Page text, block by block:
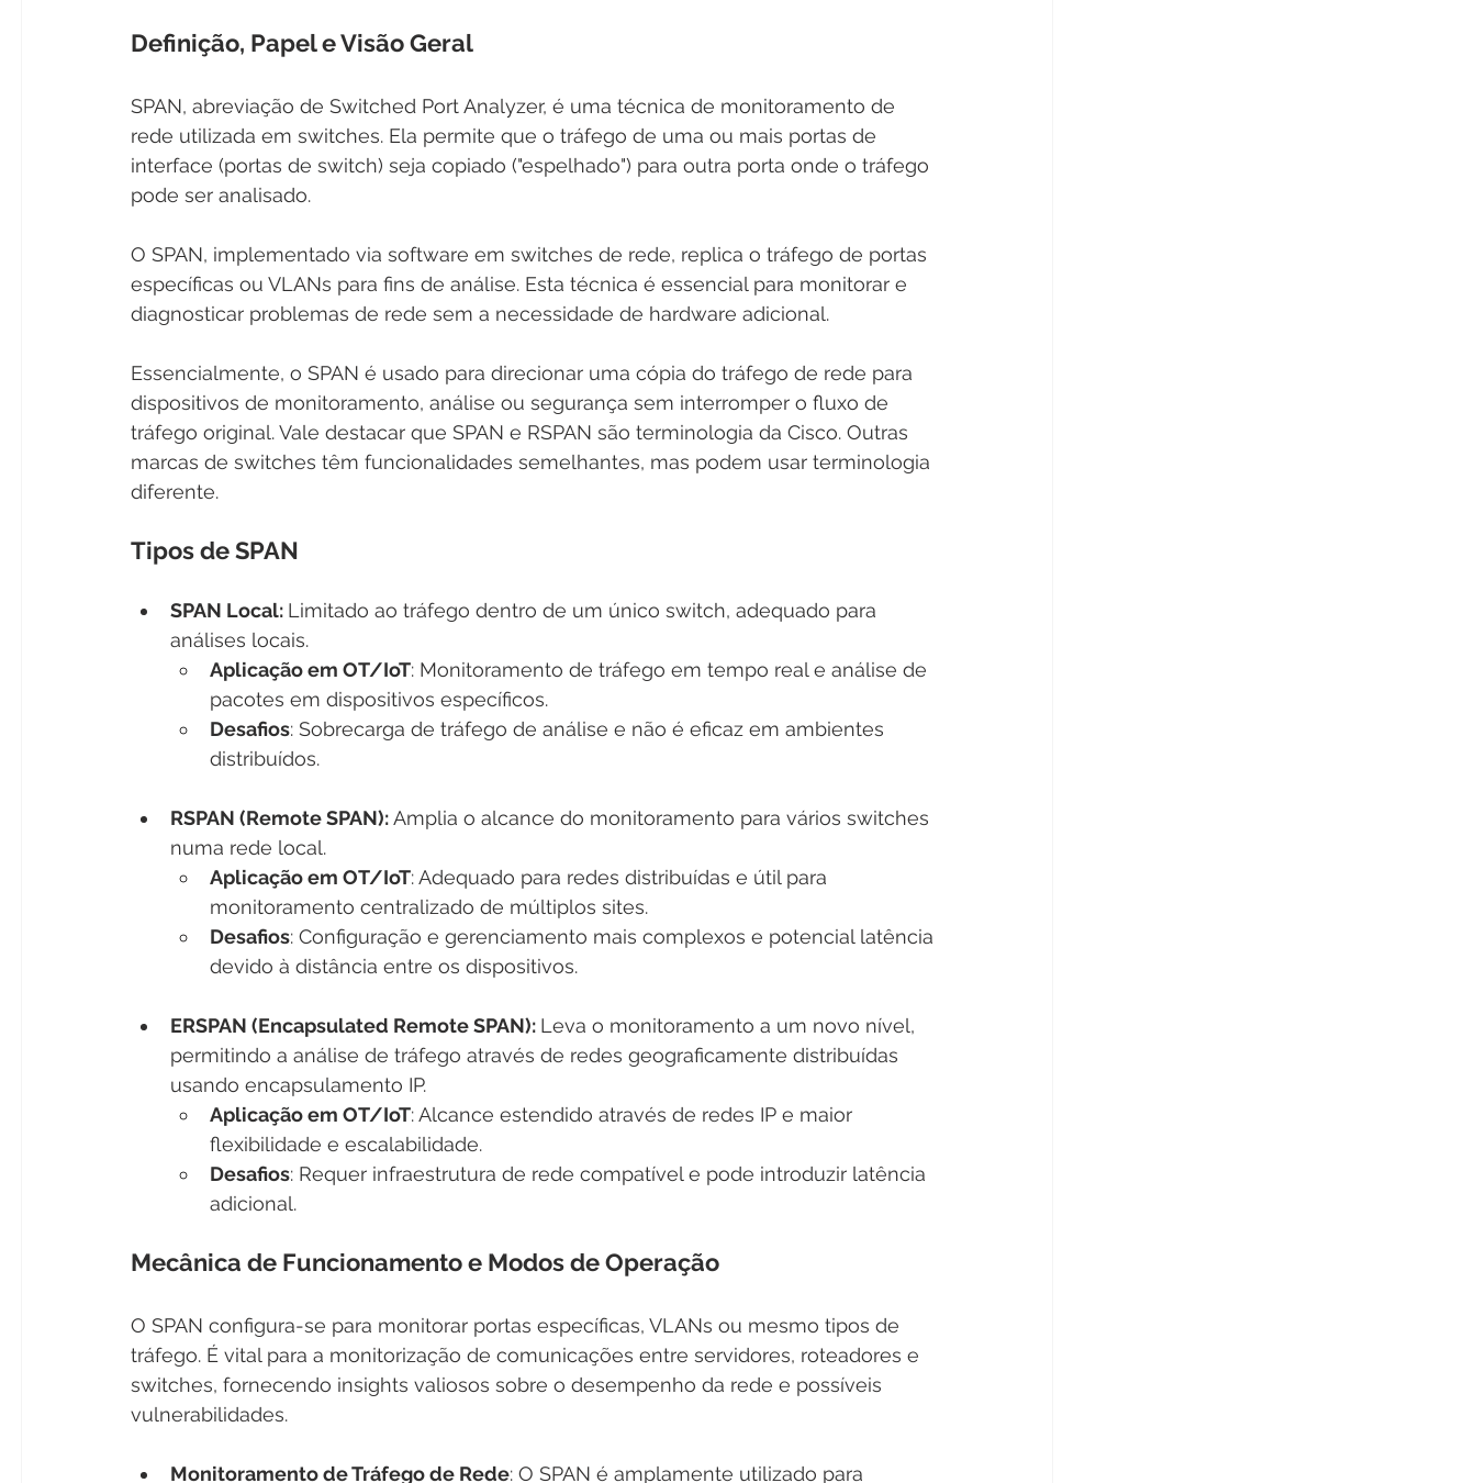
Definição, Papel e Visão Geral
SPAN, abreviação de Switched Port Analyzer, é uma técnica de monitoramento de
rede utilizada em switches. Ela permite que o tráfego de uma ou mais portas de
interface (portas de switch) seja copiado ("espelhado") para outra porta onde o tráfego
pode ser analisado.
O SPAN, implementado via software em switches de rede, replica o tráfego de portas
específicas ou VLANs para fins de análise. Esta técnica é essencial para monitorar e
diagnosticar problemas de rede sem a necessidade de hardware adicional.
Essencialmente, o SPAN é usado para direcionar uma cópia do tráfego de rede para
dispositivos de monitoramento, análise ou segurança sem interromper o fluxo de
tráfego original. Vale destacar que SPAN e RSPAN são terminologia da Cisco. Outras
marcas de switches têm funcionalidades semelhantes, mas podem usar terminologia
diferente.
Tipos de SPAN
SPAN Local: Limitado ao tráfego dentro de um único switch, adequado para
análises locais.
Aplicação em OT/IoT: Monitoramento de tráfego em tempo real e análise de
pacotes em dispositivos específicos.
Desafios: Sobrecarga de tráfego de análise e não é eficaz em ambientes
distribuídos.
RSPAN (Remote SPAN): Amplia o alcance do monitoramento para vários switches
numa rede local.
Aplicação em OT/IoT: Adequado para redes distribuídas e útil para
monitoramento centralizado de múltiplos sites.
Desafios: Configuração e gerenciamento mais complexos e potencial latência
devido à distância entre os dispositivos.
ERSPAN (Encapsulated Remote SPAN): Leva o monitoramento a um novo nível,
permitindo a análise de tráfego através de redes geograficamente distribuídas
usando encapsulamento IP.
Aplicação em OT/IoT: Alcance estendido através de redes IP e maior
flexibilidade e escalabilidade.
Desafios: Requer infraestrutura de rede compatível e pode introduzir latência
adicional.
Mecânica de Funcionamento e Modos de Operação
O SPAN configura-se para monitorar portas específicas, VLANs ou mesmo tipos de
tráfego. É vital para a monitorização de comunicações entre servidores, roteadores e
switches, fornecendo insights valiosos sobre o desempenho da rede e possíveis
vulnerabilidades.
Monitoramento de Tráfego de Rede: O SPAN é amplamente utilizado para